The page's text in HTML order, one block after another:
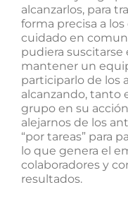
alcanzarlos, para
forma precisa a
cuidado en
pudiera suscitarse
mantener un
participarlo de los
alcanzando, tanto
grupo en su
alejarnos de los
“por tareas” para
lo que genera el
colaboradores y
resultados.